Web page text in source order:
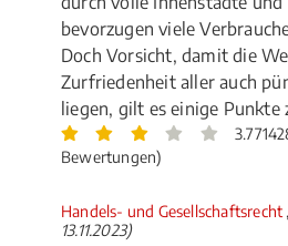
bevorzugen viele
Doch Vorsicht, damit die
Zurfriedenheit aller auch
liegen, gilt es einige Punkte
Bewertungen)
Handels- und Gesellschaftsrecht
13.11.2023)